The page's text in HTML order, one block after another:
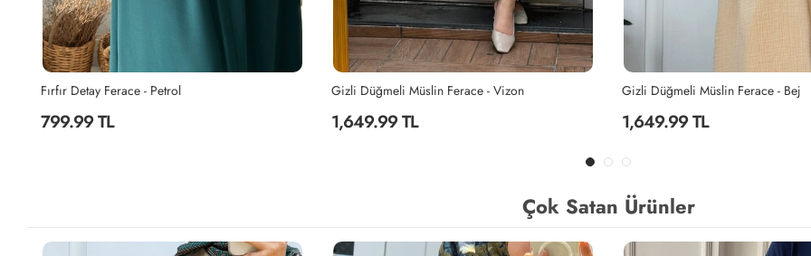
Gizli Düğmeli Müslin Ferace - Vizon
1,649.99 TL
Gizli Düğmeli Müslin Ferace - Bej
1,649.99 TL
Gizli Düğmeli Müslin Ferace - Çağla
1,649.99 TL
Çok Satan Ürünler